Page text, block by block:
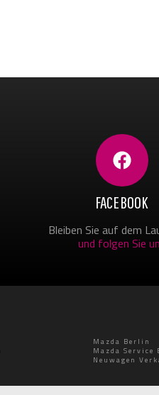
FACEBOOK
Bleiben Sie auf dem
und folgen Sie
Mazda Berlin
Mazda Service
Neuwagen